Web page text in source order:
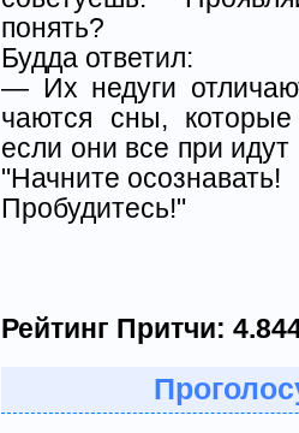
понять?
Будда ответил:
— Их недуги
чаются сны,
если они все при
"Нач­ните осознавать!
Пробудитесь!"
Рейтинг Притчи: